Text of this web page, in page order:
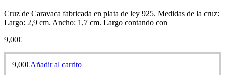
Cruz de Caravaca fabricada en plata de ley 925. Medidas de la cruz:
Largo: 2,9 cm. Ancho: 1,7 cm. Largo contando con
9,00€
9,00€Añadir al carrito